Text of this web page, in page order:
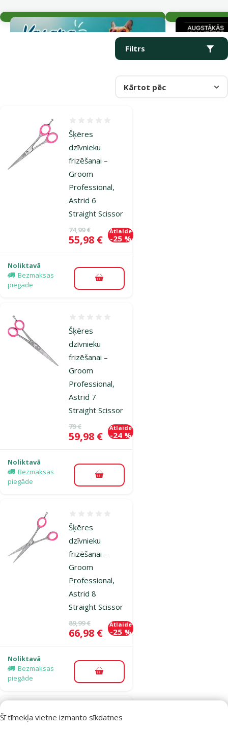
Šī tīmekļa vietne izmanto sīkdatnes
Filtrs
Kārtot pēc
Produkti kategorijā Šķēres un trimmeri kaķiem
Šķēres
dzīvnieku
frizēšanai –
Groom
Professional,
Astrid 6
Straight Scissor
Oriģinālā cena
74,99 €
Cena
55,98 €
Atlaide
-25 %
Noliktavā
Bezmaksas
piegāde
Pievienot grozam
Šķēres
dzīvnieku
frizēšanai –
Groom
Professional,
Astrid 7
Straight Scissor
Oriģinālā cena
79 €
Cena
59,98 €
Atlaide
-24 %
Noliktavā
Bezmaksas
piegāde
Pievienot grozam
Šķēres
dzīvnieku
frizēšanai –
Groom
Professional,
Astrid 8
Straight Scissor
Oriģinālā cena
89,99 €
Cena
66,98 €
Atlaide
-25 %
Noliktavā
Bezmaksas
piegāde
Pievienot grozam
Šķēres
Atsauksmes 0%